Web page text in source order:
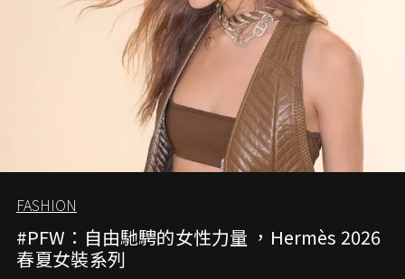
FASHION
#PFW：自由馳騁的女性力量 ，Hermès 2026
春夏女裝系列